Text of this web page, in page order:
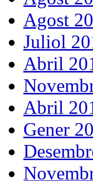
Agost
Juliol
Abril
Abril
Gener